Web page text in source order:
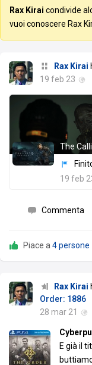
Rax Kirai condivide
vuoi conoscere Rax
Rax Kirai
19 feb 23
The
19 feb
Commenta
Piace a 4 persone
Rax Kirai
Order: 1886
28 mar 21
E già il